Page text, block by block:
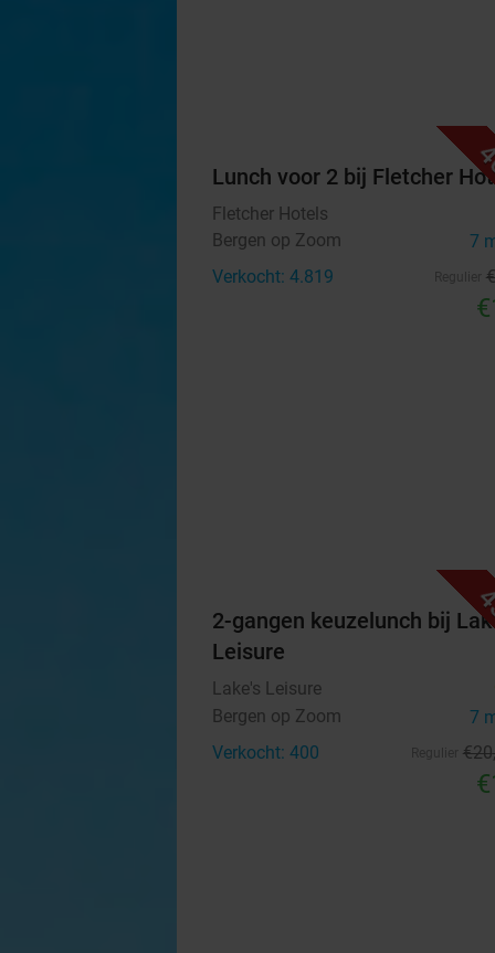
Lunch voor 2 bij Fletcher
Fletcher Hotels
Bergen op Zoom
7
Verkocht: 4.819
2-gangen keuzelunch bij
Leisure
Lake's Leisure
Bergen op Zoom 7
Verkocht: 400 €20